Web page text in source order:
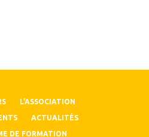
L’ASSOCIATION
ACTUALITÉS
DE FORMATION